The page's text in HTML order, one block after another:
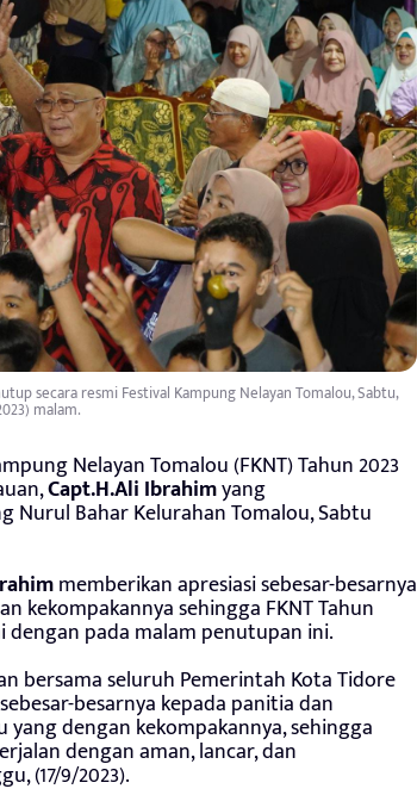
secara resmi Festival Kampung Nelayan Tomalou, Sabtu,
malam.
Nelayan Tomalou (FKNT) Tahun 2023
Capt.H.Ali Ibrahimyang
Nurul Bahar Kelurahan Tomalou, Sabtu
memberikan apresiasi sebesar-besarnya
kekompakannya sehingga FKNT Tahun
dengan pada malam penutupan ini.
bersama seluruh Pemerintah Kota Tidore
besarnya kepada panitia dan
dengan kekompakannya, sehingga
dengan aman, lancar, dan
(17/9/2023).